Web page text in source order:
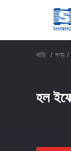
বাড়ি / পণ্য /
হল